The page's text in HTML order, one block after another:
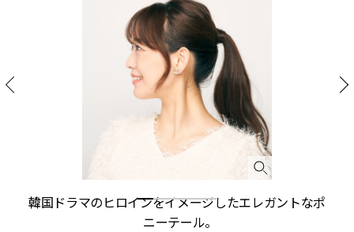
韓国ドラマのヒロインをイメージしたエレガントなポ
ニーテール。